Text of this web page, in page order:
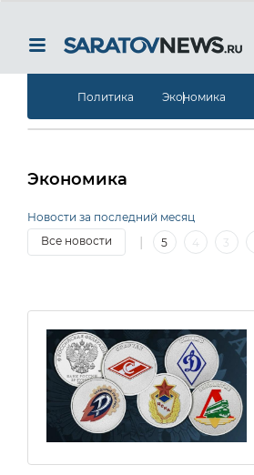
Политика Экономика
Экономика
Новости за последний месяц
Все новости
| 5 4 3